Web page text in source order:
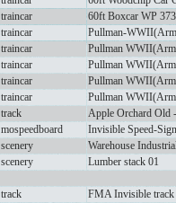
traincar
60ft Boxcar WP
traincar
Pullman-
traincar
Pullman
traincar
Pullman
traincar
Pullman
traincar
Pullman
track
Apple Orchard Old
mospeedboard
Invisible Speed-Sign
scenery
Warehouse
scenery
Lumber stack 01
track
FMA Invisible track